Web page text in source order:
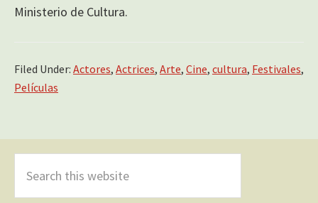
Ministerio de Cultura.
Filed Under: Actores, Actrices, Arte, Cine, cultura, Festivales,
Películas
Sidebar
this
website